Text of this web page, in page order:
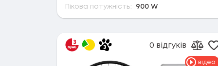
Пікова потужність:
900 W
відео
0 відгуків